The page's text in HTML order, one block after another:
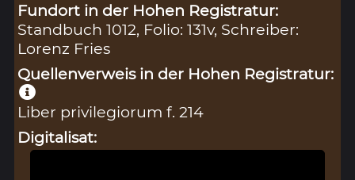
Fundort in der Hohen Registratur:
Standbuch 1012, Folio: 131v, Schreiber:
Lorenz Fries
Quellenverweis in der Hohen Registratur:
Liber privilegiorum f. 214
Digitalisat: